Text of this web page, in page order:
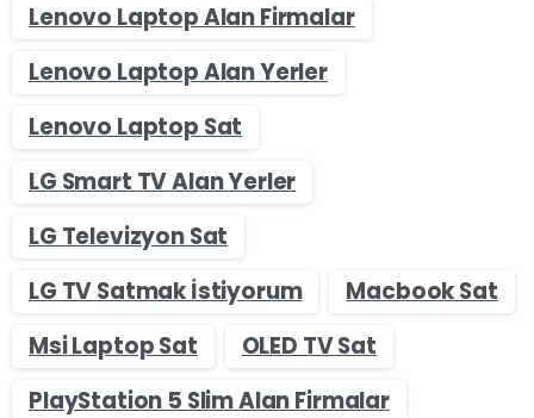
Lenovo Laptop Alan Firmalar
Lenovo Laptop Alan Yerler
Lenovo Laptop Sat
LG Smart TV Alan Yerler
LG Televizyon Sat
LG TV Satmak İstiyorum
Macbook Sat
Msi Laptop Sat
OLED TV Sat
PlayStation 5 Slim Alan Firmalar